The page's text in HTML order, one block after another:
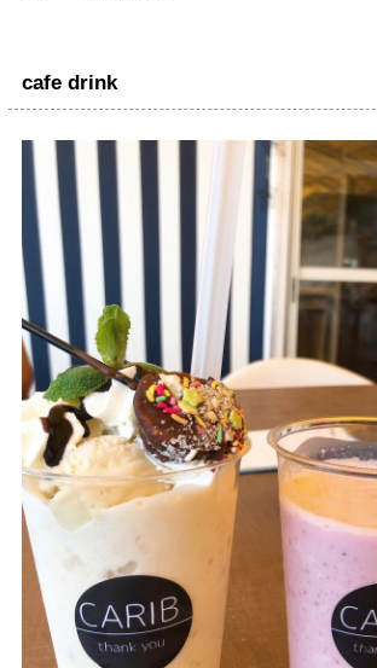
cafe drink